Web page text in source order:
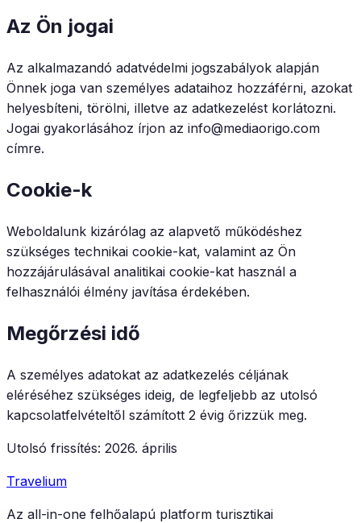
Az Ön jogai
Az alkalmazandó adatvédelmi jogszabályok alapján
Önnek joga van személyes adataihoz hozzáférni, azokat
helyesbíteni, törölni, illetve az adatkezelést korlátozni.
Jogai gyakorlásához írjon az info@mediaorigo.com
címre.
Cookie-k
Weboldalunk kizárólag az alapvető működéshez
szükséges technikai cookie-kat, valamint az Ön
hozzájárulásával analitikai cookie-kat használ a
felhasználói élmény javítása érdekében.
Megőrzési idő
A személyes adatokat az adatkezelés céljának
eléréséhez szükséges ideig, de legfeljebb az utolsó
kapcsolatfelvételtől számított 2 évig őrizzük meg.
Utolsó frissítés: 2026. április
Travelium
Az all-in-one felhőalapú platform turisztikai